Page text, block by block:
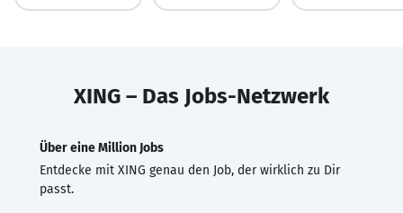
XING – Das Jobs-Netzwerk
Über eine Million Jobs
Entdecke mit XING genau den Job, der wirklich zu Dir
passt.